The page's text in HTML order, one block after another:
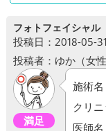
フォトフェイシャル
投稿日：2018-05-31
投稿者：ゆか（女
満足
施術
クリ
医師